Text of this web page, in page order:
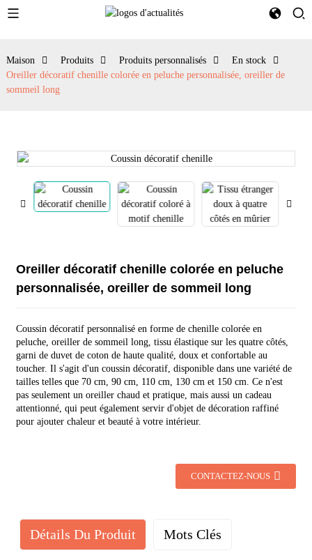
Maison Produits Produits personnalisés
En stock
Oreiller décoratif chenille colorée en peluche personnalisée, oreiller de
sommeil long
Oreiller décoratif chenille colorée en peluche
personnalisée, oreiller de sommeil long
Coussin décoratif personnalisé en forme de chenille colorée en
peluche, oreiller de sommeil long, tissu élastique sur les quatre côtés,
garni de duvet de coton de haute qualité, doux et confortable au
toucher. Il s'agit d'un coussin décoratif, disponible dans une variété de
tailles telles que 70 cm, 90 cm, 110 cm, 130 cm et 150 cm. Ce n'est
pas seulement un oreiller chaud et pratique, mais aussi un cadeau
attentionné, qui peut également servir d'objet de décoration raffiné
pour ajouter chaleur et beauté à votre intérieur.
CONTACTEZ-NOUS
Détails Du Produit Mots Clés